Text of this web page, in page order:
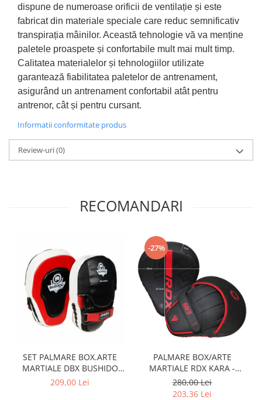
dispune de numeroase orificii de ventilație și este
fabricat din materiale speciale care reduc semnificativ
transpirația mâinilor. Această tehnologie vă va menține
paletele proaspete și confortabile mult mai mult timp.
Calitatea materialelor și tehnologiilor utilizate
garantează fiabilitatea paletelor de antrenament,
asigurând un antrenament confortabil atât pentru
antrenor, cât și pentru cursant.
Informatii conformitate produs
Review-uri(0)
RECOMANDARI
SET PALMARE BOX.ARTE
MARTIALE DBX BUSHIDO
GEL
209,00 Lei
-27%
PALMARE BOX/ARTE
MARTIALE RDX KARA -
DIVERSE CULORI
280,00 Lei
203,36 Lei